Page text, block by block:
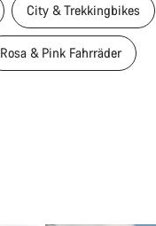
City & Trekkingbikes
Rosa & Pink Fahrräder